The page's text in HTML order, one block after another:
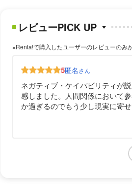
レビューPICK UP
※Renta!で購入したユーザーのレビューのみ
5匿名さん
ネガティブ・ケイパビリティが
感しました。人間関係において
か過ぎるのでもう少し現実に寄